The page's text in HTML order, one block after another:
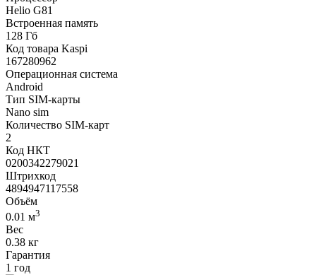
Helio G81
Встроенная память
128 Гб
Код товара Kaspi
167280962
Операционная система
Android
Тип SIM-карты
Nano sim
Количество SIM-карт
2
Код НКТ
0200342279021
Штрихкод
4894947117558
Объём
0.01 м3
Вес
0.38 кг
Гарантия
1 год